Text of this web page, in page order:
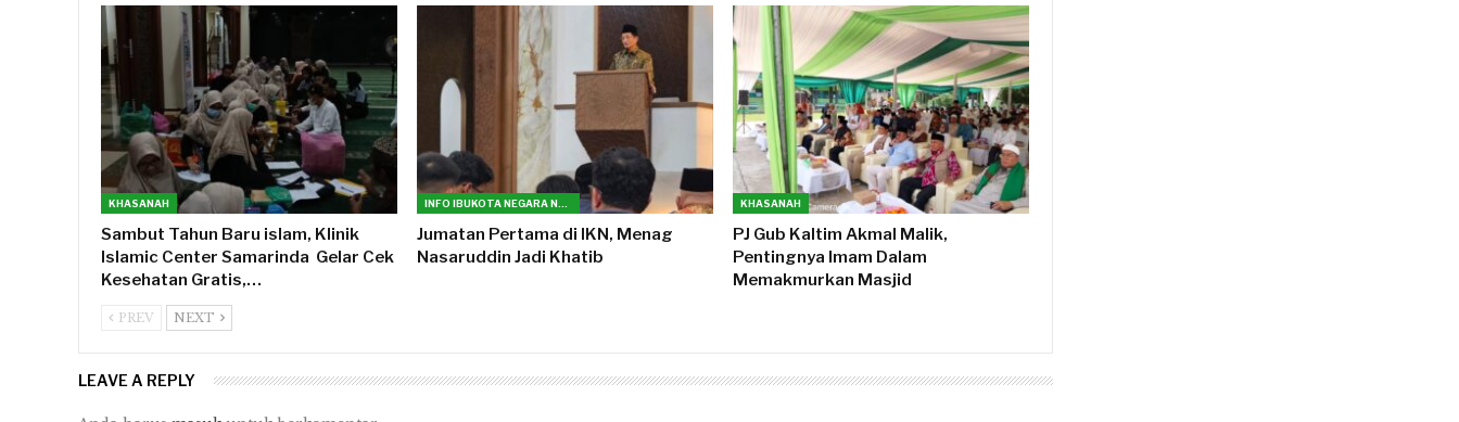
KHASANAH
Sambut Tahun Baru islam, Klinik
Islamic Center Samarinda Gelar Cek
Kesehatan Gratis,…
Jumatan Pertama di IKN, Menag
Nasaruddin Jadi Khatib
KHASANAH
PJ Gub Kaltim Akmal Malik,
Pentingnya Imam Dalam
Memakmurkan Masjid
PREV NEXT
LEAVE A REPLY